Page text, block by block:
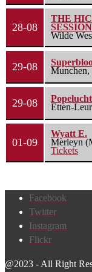
28-08
THE
Wilde
29-08
Munchen,
29-08
Etten-Leur
01-09
Wyatt E.
Merleyn
Tickets
Facebook
Twitter
Instagram
Flickr
@2023 - All Right